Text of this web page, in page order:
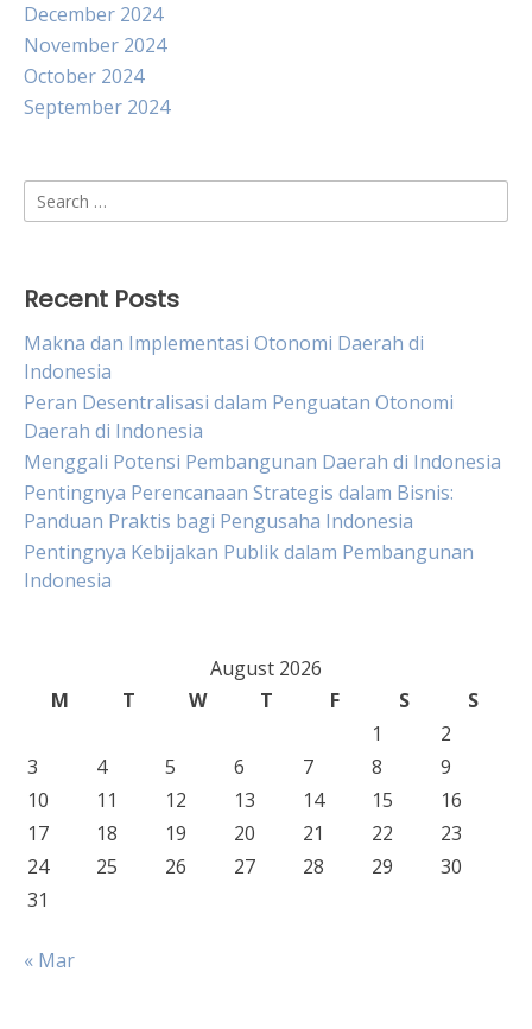
December 2024
November 2024
October 2024
September 2024
Search
for:
Recent Posts
Makna dan Implementasi Otonomi Daerah di
Indonesia
Peran Desentralisasi dalam Penguatan Otonomi
Daerah di Indonesia
Menggali Potensi Pembangunan Daerah di Indonesia
Pentingnya Perencanaan Strategis dalam Bisnis:
Panduan Praktis bagi Pengusaha Indonesia
Pentingnya Kebijakan Publik dalam Pembangunan
Indonesia
August 2026
M
T W T F S
S
1
2
3
4 5 6 7 8
9
10
11 12 13 14 15
16
17
18 19 20 21 22
23
24
25 26 27 28 29
30
31
« Mar